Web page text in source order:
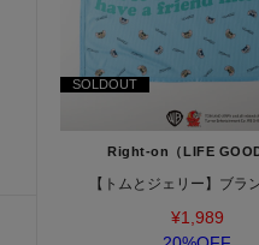
SOLDOUT
Right-on（LIFE
【トムとジェリー】ブラ
¥1,989